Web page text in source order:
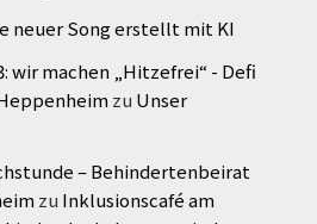
neuer Song erstellt mit KI
wir machen „Hitzefrei“ - Defi
zu Unser
– Behindertenbeirat
zu Inklusionscafé am